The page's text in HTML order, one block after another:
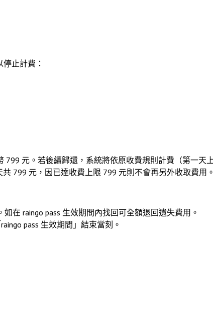
止計費：
元。若後續歸還，系統將依原收費規則計費（第一天
799 元，因已達收費上限 799 元則不會再另外收取費用。
在 raingo pass 生效期間內找回可全額退回遺失費用。
pass 生效期間」結束當刻。